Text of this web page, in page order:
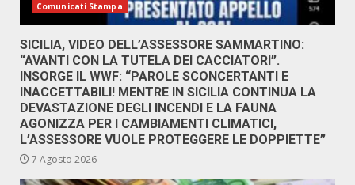
Comunicati Stampa
SICILIA, VIDEO DELL’ASSESSORE SAMMARTINO:
“AVANTI CON LA TUTELA DEI CACCIATORI”.
INSORGE IL WWF: “PAROLE SCONCERTANTI E
INACCETTABILI! MENTRE IN SICILIA CONTINUA LA
DEVASTAZIONE DEGLI INCENDI E LA FAUNA
AGONIZZA PER I CAMBIAMENTI CLIMATICI,
L’ASSESSORE VUOLE PROTEGGERE LE DOPPIETTE”
7 Agosto 2026